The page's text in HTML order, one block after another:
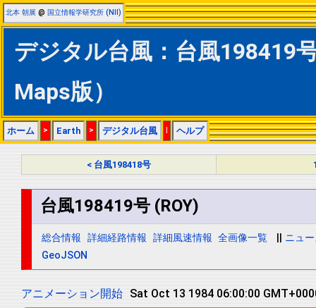
北本 朝展 @ 国立情報学研究所 (NII)
デジタル台風：台風198419
Maps版）
ホーム > Earth > デジタル台風 | ヘルプ
< 台風198418号
台風198419号 (ROY)
総合情報 詳細経路情報 詳細風速情報 全画像一覧
ニュ
GeoJSON
アニメーション開始 Sat Oct 13 1984 12:00:00